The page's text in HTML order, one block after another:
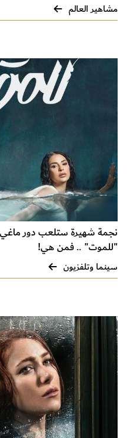
مشاهير العالم
نجمة شهيرة ستلعب دور
"للموت" .. فمن هي!
سينما وتلفزيون